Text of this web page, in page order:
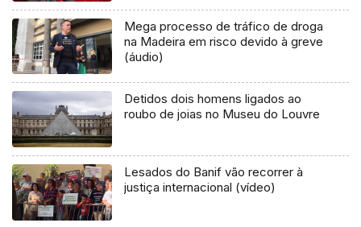
Mega processo de tráfico de droga
na Madeira em risco devido à greve
(áudio)
Detidos dois homens ligados ao
roubo de joias no Museu do Louvre
Lesados do Banif vão recorrer à
justiça internacional (vídeo)